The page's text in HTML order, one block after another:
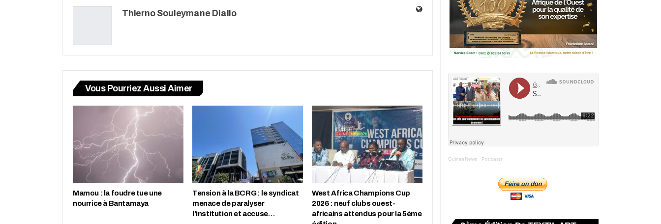
Thierno Souleymane Diallo
Vous Pourriez Aussi Aimer
Mamou : la foudre tue une
nourrice à Bantamaya
Tension à la BCRG : le syndicat
menace de paralyser
l’institution et accuse…
West Africa Champions Cup
2026 : neuf clubs ouest-
africains attendus pour la 5ème
GuineeNews · Podcasts